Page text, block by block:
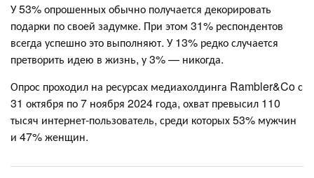
У 53% опрошенных обычно получается декорировать
подарки по своей задумке. При этом 31% респондентов
всегда успешно это выполняют. У 13% редко случается
претворить идею в жизнь, у 3% — никогда.
Опрос проходил на ресурсах медиахолдинга Rambler&Co с
31 октября по 7 ноября 2024 года, охват превысил 110
тысяч интернет-пользователь, среди которых 53% мужчин
и 47% женщин.